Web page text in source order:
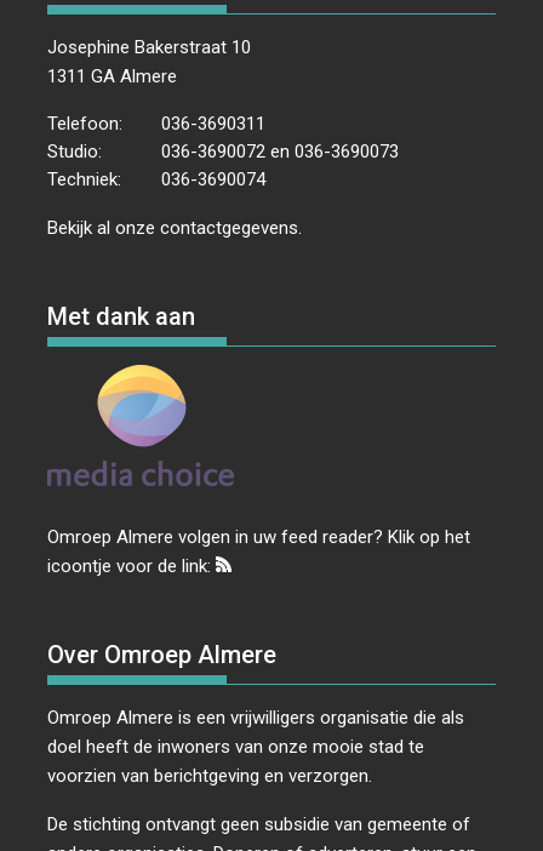
Josephine Bakerstraat 10
1311 GA Almere
Telefoon:
036-3690311
Studio:
036-3690072 en 036-3690073
Techniek:
036-3690074
Bekijk al onzecontactgegevens
Met dank aan
Omroep Almere volgen in uw feed reader? Klik op het
icoontje voor de link:
Over Omroep Almere
Omroep Almere is een vrijwilligers organisatie die als
doel heeft de inwoners van onze mooie stad te
voorzien van berichtgeving en verzorgen.
De stichting ontvangt geen subsidie van gemeente of